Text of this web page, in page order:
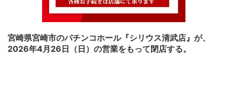
宮崎県宮崎市のパチンコホール『シリウス清武店』が、
2026年4月26日（日）の営業をもって閉店する。